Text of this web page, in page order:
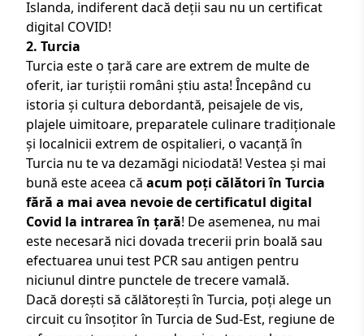
Islanda, indiferent dacă deții sau nu un certificat
digital COVID!
2. Turcia
Turcia este o țară care are extrem de multe de
oferit, iar turiștii români știu asta! Începând cu
istoria și cultura debordantă, peisajele de vis,
plajele uimitoare, preparatele culinare tradiționale
și localnicii extrem de ospitalieri, o vacanță în
Turcia nu te va dezamăgi niciodată! Vestea și mai
bună este aceea că acum poți călători în Turcia
fără a mai avea nevoie de certificatul digital
Covid la intrarea în țară! De asemenea, nu mai
este necesară nici dovada trecerii prin boală sau
efectuarea unui test PCR sau antigen pentru
niciunul dintre punctele de trecere vamală.
Dacă dorești să călătorești în Turcia, poți alege un
circuit cu însoțitor în Turcia de Sud-Est, regiune de